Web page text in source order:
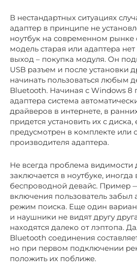
В нестандартных ситуациях
адаптер в принципе не
ноутбук на современном рынке
модель старая или адаптера
выход – покупка модуля. Он
USB разъем и после установки
начинать пользоваться любым
Bluetooth. Начиная с Windows
адаптера система
драйверов в интернете, в
придется установить их с диска,
предусмотрен в комплекте или
производителя адаптера.
Не всегда проблема видимости
заключается в ноутбуке,
беспроводной девайс. Пример
включения пользователь забыл
режим поиска. Еще один
и наушники не видят другу
находятся далеко от лэптопа.
Bluetooth соединения
но при первом подключении
положить их поближе.